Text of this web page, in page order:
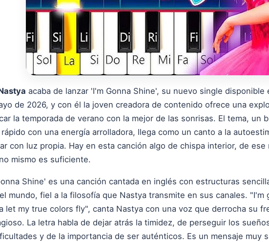
acaba de lanzar 'I'm Gonna Shine', su nuevo single disponible
de 2026, y con él la joven creadora de contenido ofrece una
la temporada de verano con la mejor de las sonrisas. El tema,
con una energía arrolladora, llega como un canto a la
con luz propia. Hay en esta canción algo de chispa interior, de
mismo es suficiente.
Shine' es una canción cantada en inglés con estructuras
mundo, fiel a la filosofía que Nastya transmite en sus canales.
let my true colors fly", canta Nastya con una voz que derrocha su
La letra habla de dejar atrás la timidez, de perseguir los
y de la importancia de ser auténticos. Es un mensaje muy